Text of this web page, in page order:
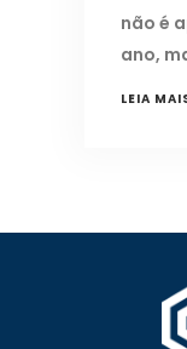
não é
ano,
LEIA